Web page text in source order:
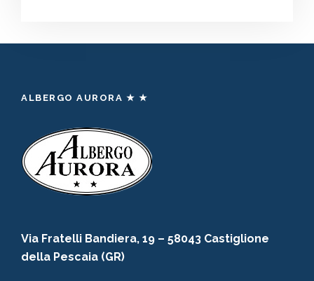
ALBERGO AURORA ★ ★
Via Fratelli Bandiera, 19 – 58043 Castiglione
della Pescaia (GR)